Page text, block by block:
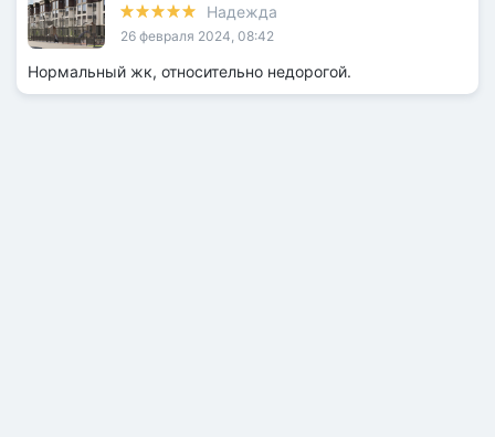
Надежда
26 февраля 2024, 08:42
Нормальный жк, относительно недорогой.